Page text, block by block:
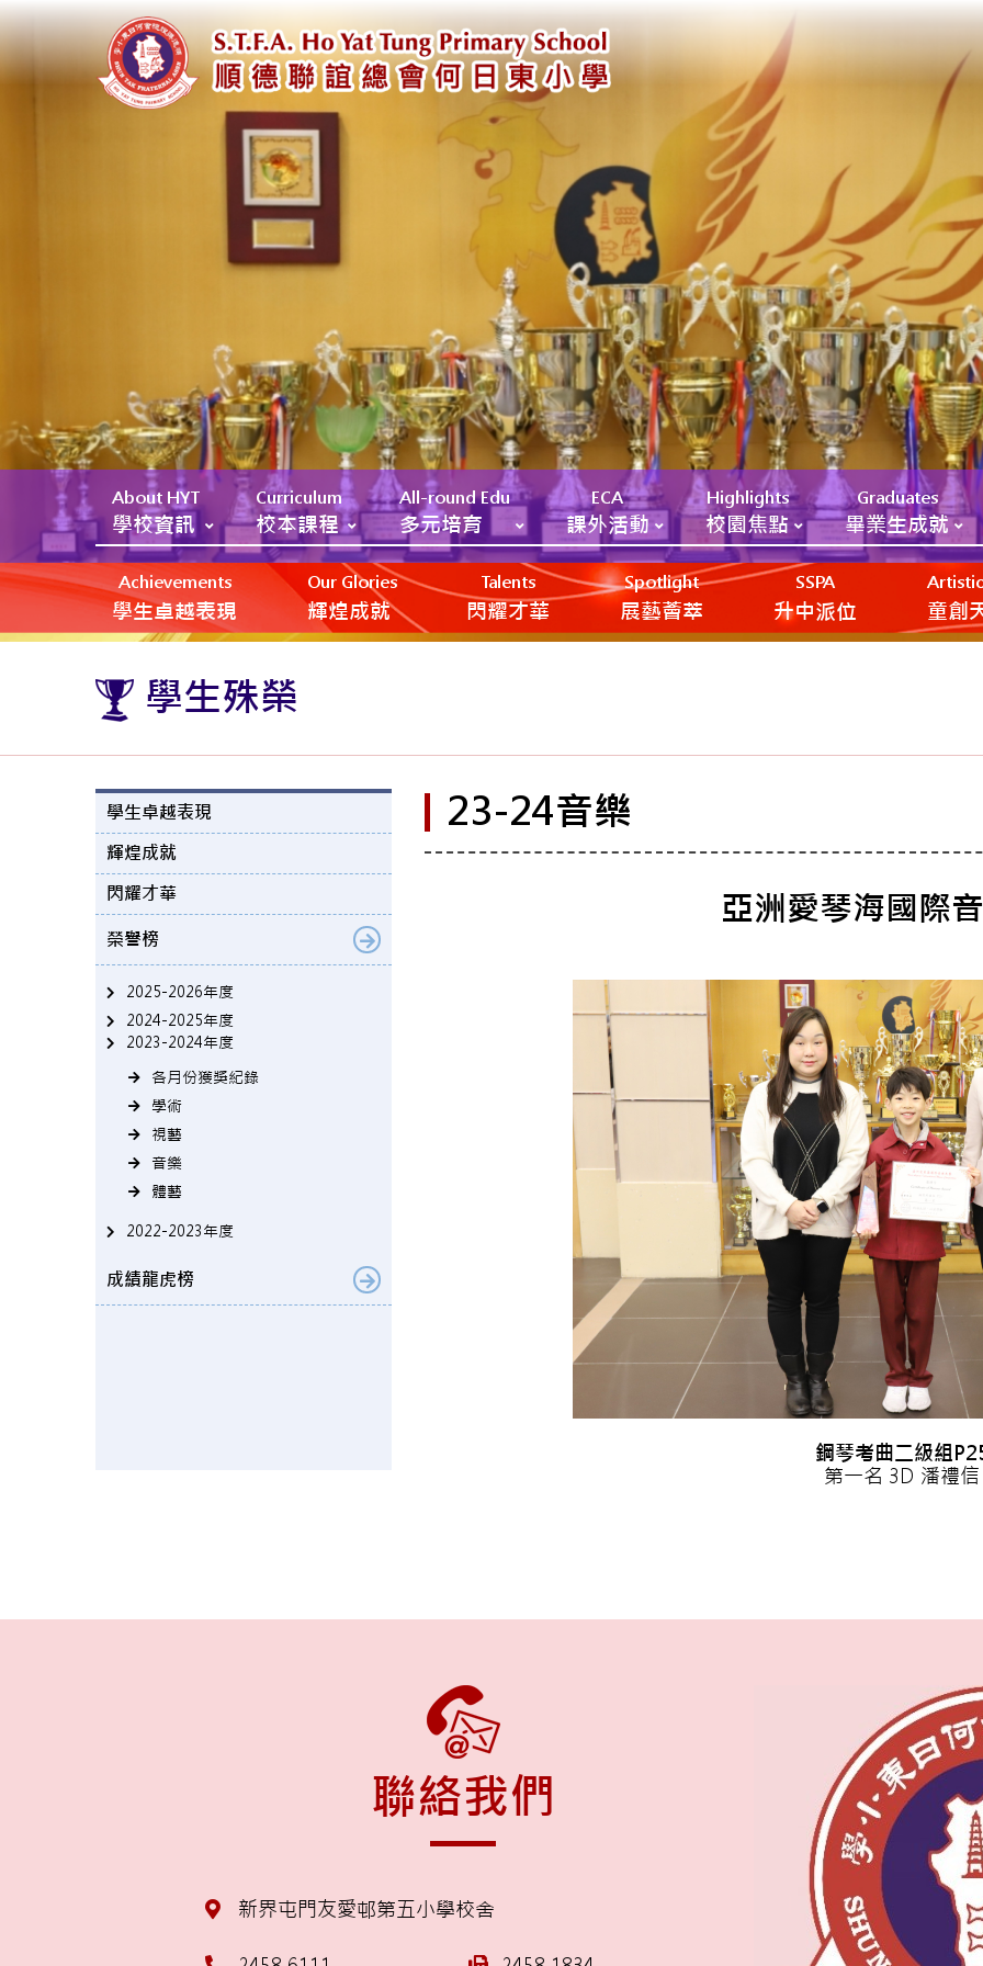
About HYT
學校資訊
Curriculum
校本課程
All-round Edu
多元培育
ECA
課外活動
Highlights
校園焦點
Graduates
畢業生成就
Achievements
學生卓越表現
Our Glories
輝煌成就
Talents
閃耀才華
Spotlight
展藝薈萃
SSPA
升中派位 ㅤ童創
學生殊榮
學生卓越表現
輝煌成就
閃耀才華
榮譽榜
2025-2026年度
2024-2025年度
2023-2024年度
各月份獲獎紀錄
學術
視藝
音樂
體藝
2022-2023年度
成績龍虎榜
23-24音樂
亞洲愛琴海國際
鋼琴考曲二級組
第一名 3D 潘禮信
聯絡我們
新界屯門友愛邨第五小學校舍